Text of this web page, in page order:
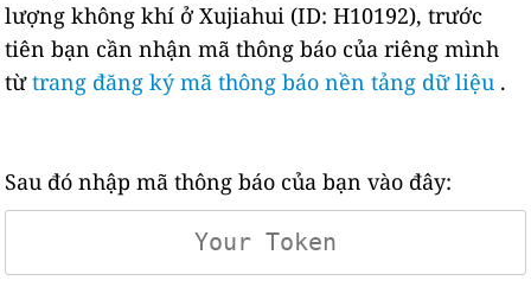
lượng không khí ở Xujiahui (ID: H10192), trước
tiên bạn cần nhận mã thông báo của riêng mình
từtrang đăng ký mã thông báo nền tảng dữ liệu .
Sau đó nhập mã thông báo của bạn vào đây: